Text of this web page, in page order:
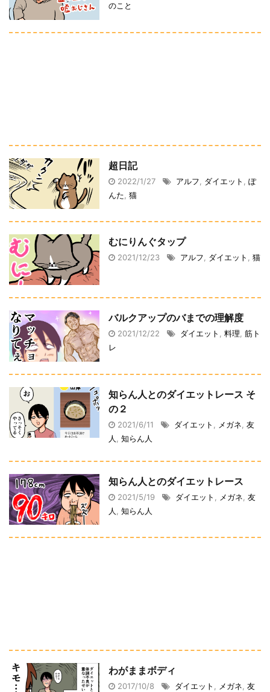
のこと
超日記
2022/1/27 アルフ ダイエット
ぽ
んた 猫
むにりんぐタップ
2021/12/23 アルフ ダイエット 猫
バルクアップのバまでの理解度
2021/12/22 ダイエット , 料理, 筋ト
レ
知らん人とのダイエットレース そ
の２
2021/6/11 ダイエット メガネ 友
人
知らん人
知らん人とのダイエットレース
2021/5/19 ダイエット メガネ 友
人
知らん人
わがままボディ
2017/10/8 ダイエット メガネ 友